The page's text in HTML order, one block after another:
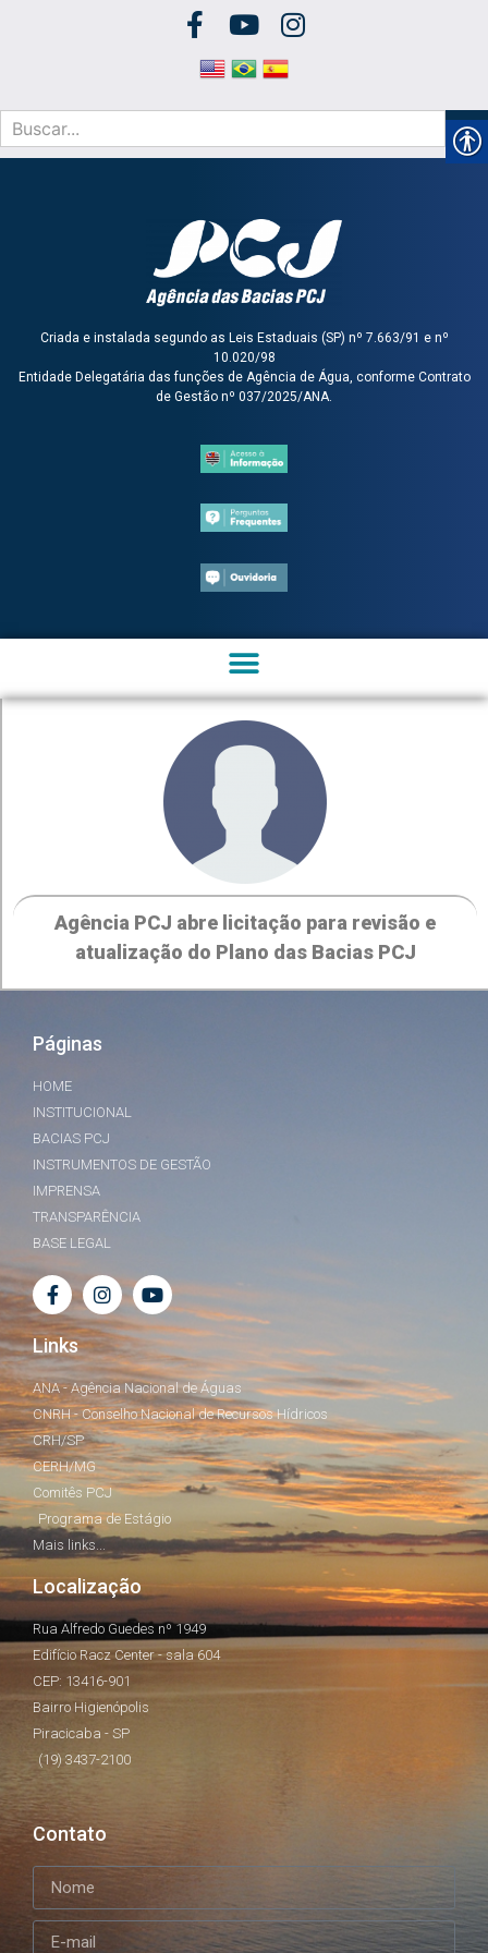
Criada e instalada segundo as Leis Estaduais (SP) nº 7.663/91 e nº
10.020/98
Entidade Delegatária das funções de Agência de Água, conforme Contrato
de Gestão nº 037/2025/ANA.
Agência PCJ abre licitação para revisão e
atualização do Plano das Bacias PCJ
Páginas
HOME
INSTITUCIONAL
BACIAS PCJ
INSTRUMENTOS DE GESTÃO
IMPRENSA
TRANSPARÊNCIA
BASE LEGAL
Links
ANA - Agência Nacional de Águas
CNRH - Conselho Nacional de Recursos Hídricos
CRH/SP
CERH/MG
Comitês PCJ
Programa de Estágio
Mais links...
Localização
Rua Alfredo Guedes nº 1949
Edifício Racz Center - sala 604
CEP: 13416-901
Bairro Higienópolis
Piracicaba - SP
(19) 3437-2100
Contato